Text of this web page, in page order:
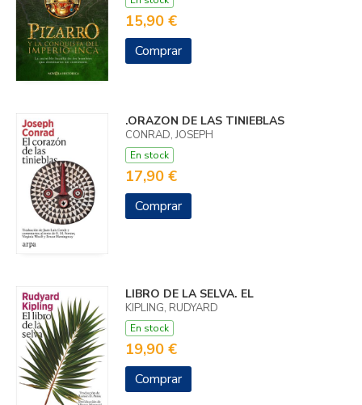
15,90 €
Comprar
.ORAZON DE LAS TINIEBLAS
CONRAD, JOSEPH
En stock
17,90 €
Comprar
LIBRO DE LA SELVA. EL
KIPLING, RUDYARD
En stock
19,90 €
Comprar